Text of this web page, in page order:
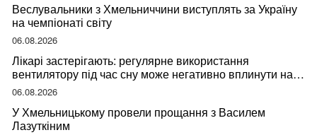
Веслувальники з Хмельниччини виступлять за Україну
на чемпіонаті світу
06.08.2026
Лікарі застерігають: регулярне використання
вентилятору під час сну може негативно вплинути на
ваше здоров’я
06.08.2026
У Хмельницькому провели прощання з Василем
Лазуткіним